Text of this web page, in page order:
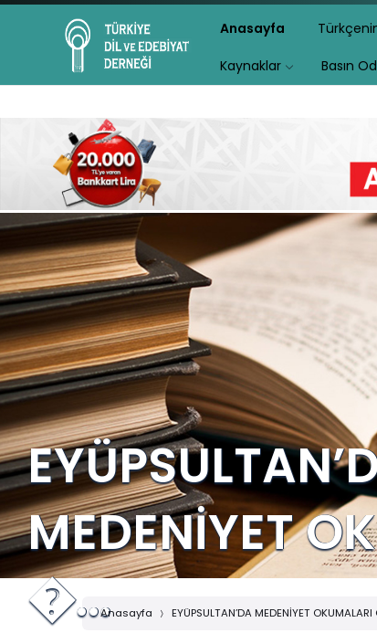
Anasayfa
Kaynaklar Basın
MEDENİYET
�...Anasayfa EYÜPSULTAN’DA MEDENİYET